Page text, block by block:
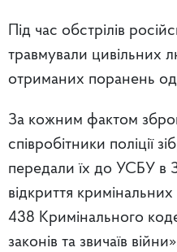
Під час обстрілів
травмували цивільних
отриманих поранень
За кожним фактом
співробітники поліції
передали їх до УСБУ в
відкриття
438 Кримінального
законів та звичаїв